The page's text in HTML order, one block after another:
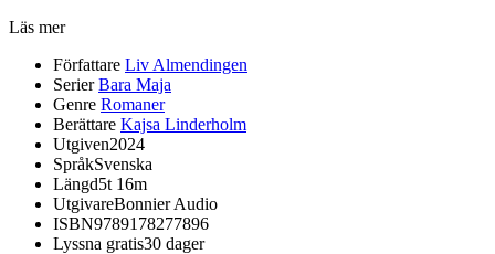
Läs mer
Författare Liv Almendingen
Serier Bara Maja
Genre Romaner
Berättare Kajsa Linderholm
Utgiven2024
SpråkSvenska
Längd5t 16m
UtgivareBonnier Audio
ISBN9789178277896
Lyssna gratis30 dager